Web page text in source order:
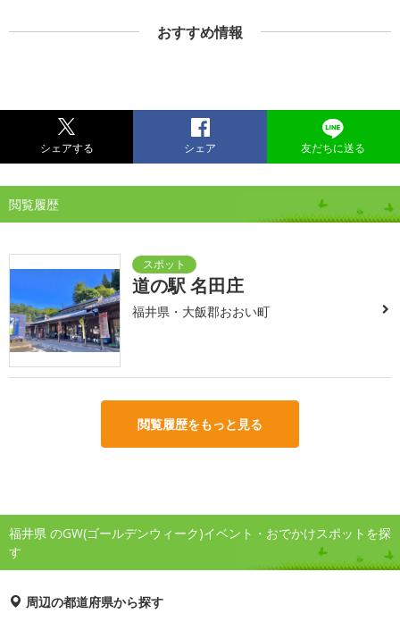
おすすめ情報
シェアする シェア 友だちに送る
閲覧履歴
道の駅 名田庄
福井県・大飯郡おおい町
閲覧履歴をもっと見る
福井県 のGW(ゴールデンウィーク)イベント・おでかけスポットを探
す
周辺の都道府県から探す